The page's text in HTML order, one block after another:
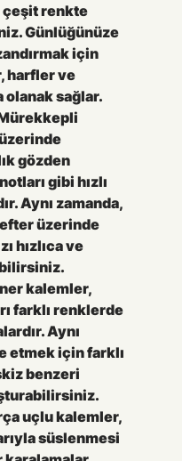
çeşit renkte
Günlüğünüze
için
harfler ve
olanak sağlar.
gözden
gibi hızlı
Aynı zamanda,
üzerinde
hızlıca ve
kalemler,
farklı renklerde
Aynı
etmek için farklı
benzeri
uçlu kalemler,
süslenmesi